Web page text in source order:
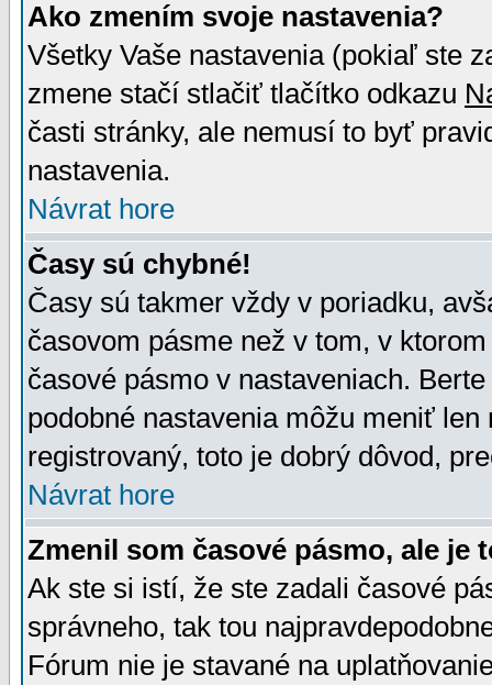
Ako zmením svoje nastavenia?
Všetky Vaše nastavenia (pokiaľ ste
zmene stačí stlačiť tlačítko odkazu
časti stránky, ale nemusí to byť
nastavenia.
Návrat hore
Časy sú chybné!
Časy sú takmer vždy v poriadku,
časovom pásme než v tom, v
časové pásmo v nastaveniach.
podobné nastavenia môžu meniť
registrovaný, toto je dobrý dôvod,
Návrat hore
Zmenil som časové pásmo, ale je
Ak ste si istí, že ste zadali časové
správneho, tak tou
Fórum nie je stavané na